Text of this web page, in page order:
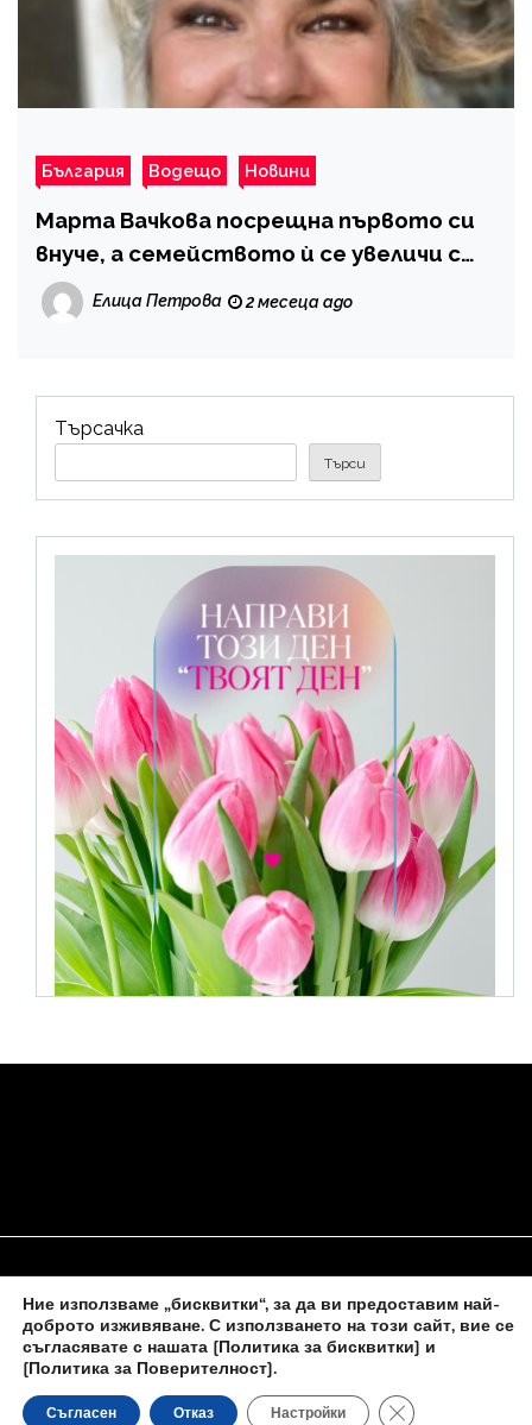
България Водещо Новини
Марта Вачкова посрещна първото си
внуче, а семейството ѝ се увеличи с
още един член
Елица Петрова 2 месеца ago
Търсачка
Търси
НАЧАЛО ЗА НАС ПОЛИТИКА ЗА БИСКВИТКИ
КОНТАКТИ С НАС
Новините на novinite-dnesbg.eu
Ние използваме „бисквитки“, за да ви предоставим най-
доброто изживяване. С използването на този сайт, вие се
съгласявате с нашата [Политика за бисквитки] и
[Политика за Поверителност].
Съгласен Отказ Настройки Close GDPR